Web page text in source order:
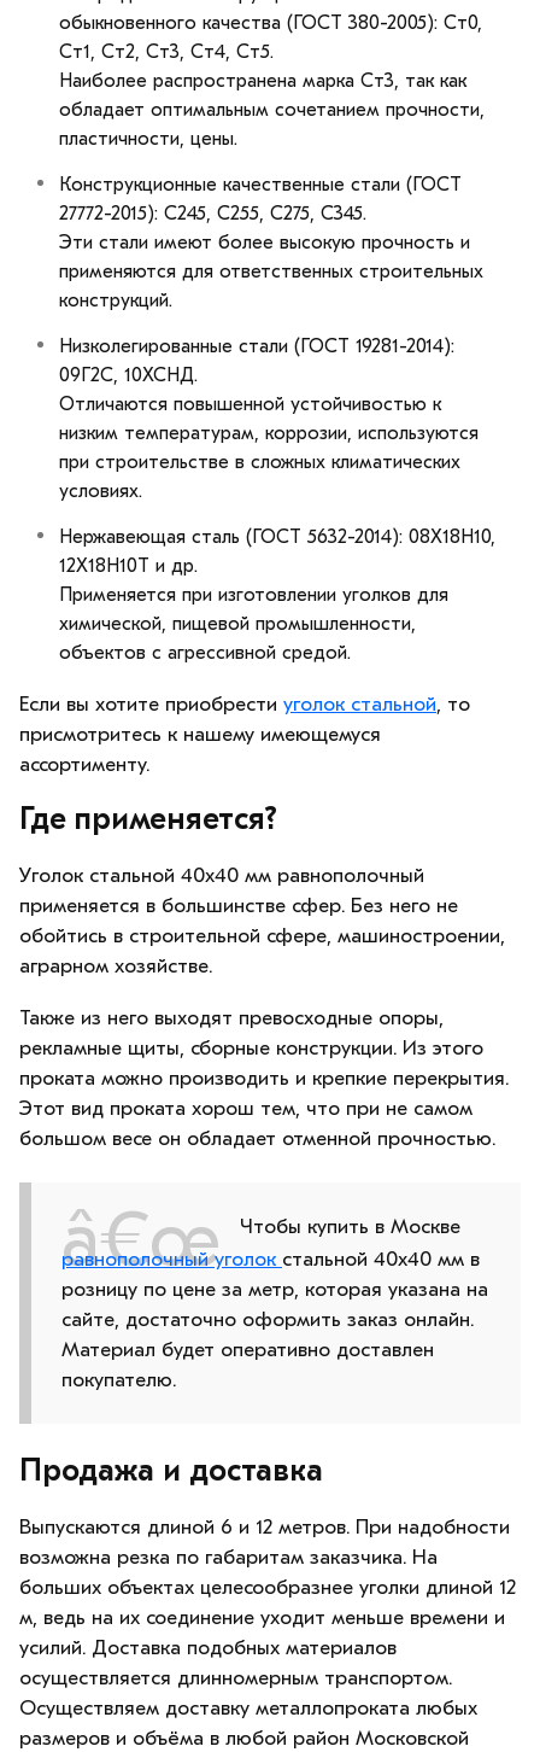
обыкновенного качества (ГОСТ 380-2005): Ст0,
Ст1, Ст2, Ст3, Ст4, Ст5.
Наиболее распространена марка Ст3, так как
обладает оптимальным сочетанием прочности,
пластичности, цены.
Конструкционные качественные стали (ГОСТ
27772-2015): С245, С255, С275, С345.
Эти стали имеют более высокую прочность и
применяются для ответственных строительных
конструкций.
Низколегированные стали (ГОСТ 19281-2014):
09Г2С, 10ХСНД.
Отличаются повышенной устойчивостью к
низким температурам, коррозии, используются
при строительстве в сложных климатических
условиях.
Нержавеющая сталь (ГОСТ 5632-2014): 08Х18Н10,
12Х18Н10Т и др.
Применяется при изготовлении уголков для
химической, пищевой промышленности,
объектов с агрессивной средой.
Если вы хотите приобрести уголок стальной, то
присмотритесь к нашему имеющемуся
ассортименту.
Где применяется?
Уголок стальной 40х40 мм равнополочный
применяется в большинстве сфер. Без него не
обойтись в строительной сфере, машиностроении,
аграрном хозяйстве.
Также из него выходят превосходные опоры,
рекламные щиты, сборные конструкции. Из этого
проката можно производить и крепкие перекрытия.
Этот вид проката хорош тем, что при не самом
большом весе он обладает отменной прочностью.
Чтобы купить в Москве
равнополочный уголок стальной 40х40 мм в
розницу по цене за метр, которая указана на
сайте, достаточно оформить заказ онлайн.
Материал будет оперативно доставлен
покупателю.
Продажа и доставка
Выпускаются длиной 6 и 12 метров. При надобности
возможна резка по габаритам заказчика. На
больших объектах целесообразнее уголки длиной 12
м, ведь на их соединение уходит меньше времени и
усилий. Доставка подобных материалов
осуществляется длинномерным транспортом.
Осуществляем доставку металлопроката любых
размеров и объёма в любой район Московской